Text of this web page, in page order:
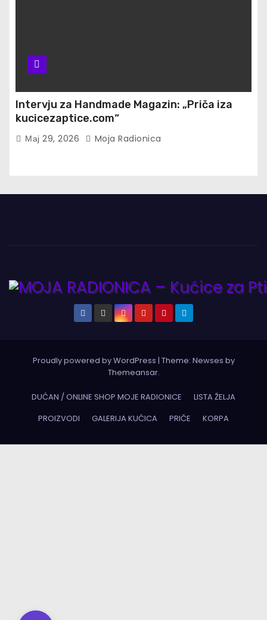
Intervju za Handmade Magazin: „Priča iza
kucicezaptice.com“
Мај 29, 2026 Moja Radionica
Proudly powered by WordPress | Theme: Newses by
Themeansar.
DUĆAN / ONLINE SHOP MOJE RADIONICE
LISTA ŽELJA
PROIZVODI
GALERIJA KUĆICA PRIČE KORPA